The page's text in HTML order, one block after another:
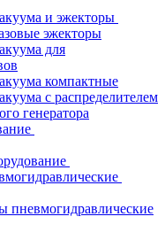
и эжекторы
эжекторы
для
компактные
с распределителем
генератора
пневмогидравлические